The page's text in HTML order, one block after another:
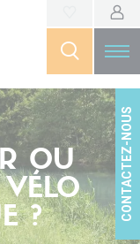
CONTACTEZ-NOUS
OU
?